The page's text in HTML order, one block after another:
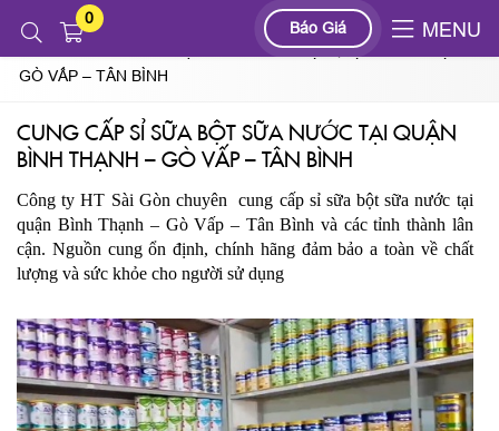
0
Báo Giá MENU
Tin tức
CUNG CẤP SỈ SỮA BỘT SỮA NƯỚC TẠI QUẬN BÌNH THẠNH –
GÒ VẤP – TÂN BÌNH
CUNG CẤP SỈ SỮA BỘT SỮA NƯỚC TẠI QUẬN
BÌNH THẠNH – GÒ VẤP – TÂN BÌNH
Công ty HT Sài Gòn chuyên cung cấp sỉ sữa bột sữa nước tại
quận Bình Thạnh – Gò Vấp – Tân Bình và các tỉnh thành lân
cận. Nguồn cung ổn định, chính hãng đảm bảo a toàn về chất
lượng và sức khỏe cho người sử dụng